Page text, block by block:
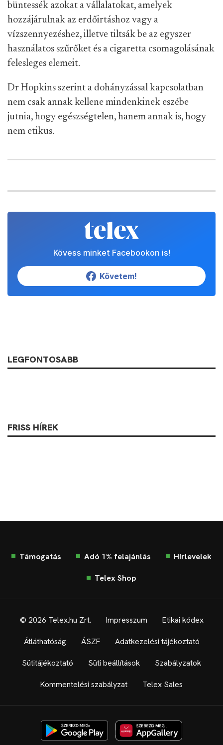
büntessék azokat a vállalatokat, amelyek
hozzájárulnak az erdőirtáshoz vagy a
vízszennyezéshez, illetve tiltsák be az egyszer
használatos szűrőket és a cigaretta csomagolásának
felesleges elemeit.
Dr Hopkins szerint a dohányzással kapcsolatban
nem csak annak kellene mindenkinek eszébe
jutnia, hogy egészségtelen, hanem annak is, hogy
nem etikus.
Kövess minket Facebookon is!
Követem!
LEGFONTOSABB
FRISS HÍREK
Támogatás Adó 1% felajánlás Hírlevelek
Telex Shop
© 2026 Telex.hu Zrt. Impresszum Etikai kódex
Átláthatóság ÁSZF Adatkezelési tájékoztató
Sütitájékoztató Süti beállítások Szabályzatok
Kommentelési szabályzat Telex Sales